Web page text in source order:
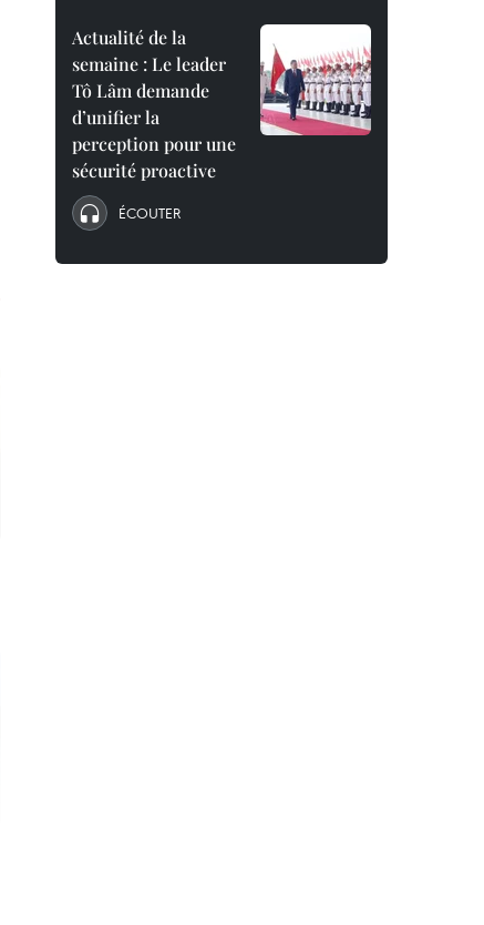
Actualité de la
semaine : Le leader
Tô Lâm demande
d’unifier la
perception pour une
sécurité proactive
ÉCOUTER